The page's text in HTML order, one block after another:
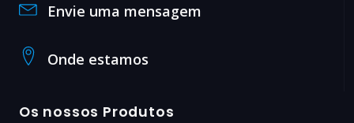
Envie uma mensagem
Onde estamos
Os nossos Produtos